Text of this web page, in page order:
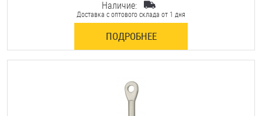
0 отзывов
Наличие:
Доставка с оптового склада от 1 дня
ПОДРОБНЕЕ